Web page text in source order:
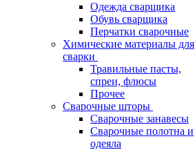
Одежда сварщика
Обувь сварщика
Перчатки сварочные
Химические материалы для
сварки
Травильные пасты,
спреи, флюсы
Прочее
Сварочные шторы
Сварочные занавесы
Сварочные полотна и
одеяла